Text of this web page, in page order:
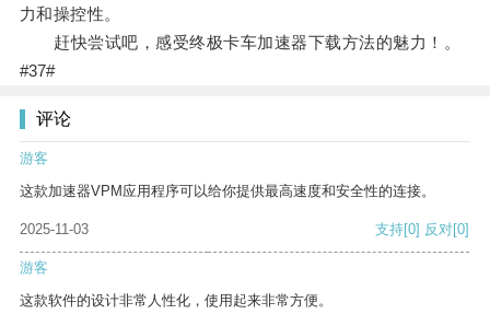
力和操控性。
赶快尝试吧，感受终极卡车加速器下载方法的魅力！。
#37#
评论
游客
这款加速器VPM应用程序可以给你提供最高速度和安全性的连接。
2025-11-03 支持[0] 反对[0]
游客
这款软件的设计非常人性化，使用起来非常方便。